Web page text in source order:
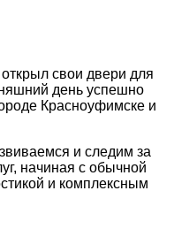
свои двери для
день успешно
Красноуфимске и
и следим за
начиная с обычной
и комплексным